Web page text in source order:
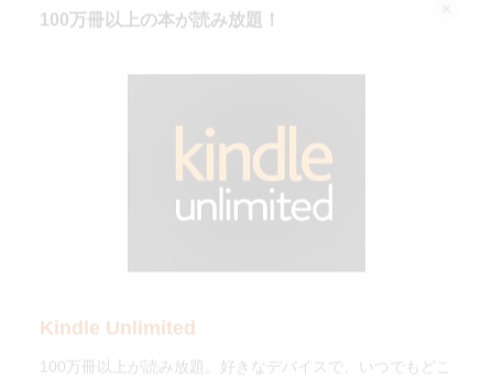
100万冊以上の本が読み放題！
Kindle Unlimited
100万冊以上が読み放題。好きなデバイスで、いつでもどこ